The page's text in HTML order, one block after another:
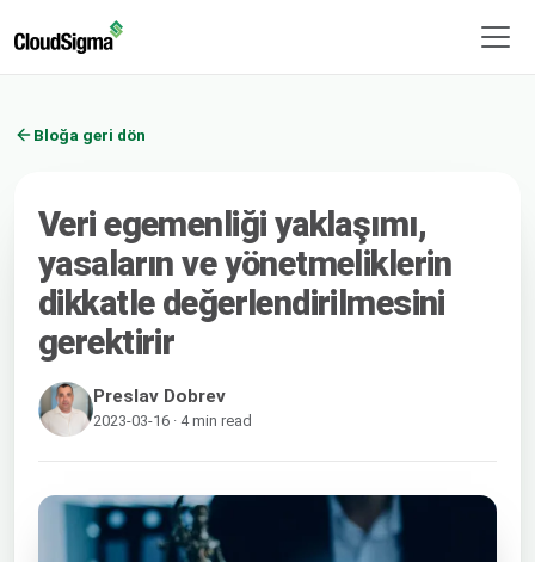
Bloğa geri dön
Veri egemenliği yaklaşımı,
yasaların ve yönetmeliklerin
dikkatle değerlendirilmesini
gerektirir
Preslav Dobrev
2023-03-16 · 4 min read